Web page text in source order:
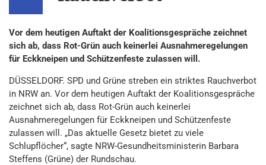
Vor dem heutigen Auftakt der Koalitionsgespräche zeichnet
sich ab, dass Rot-Grün auch keinerlei Ausnahmeregelungen
für Eckkneipen und Schützenfeste zulassen will.
DÜSSELDORF. SPD und Grüne streben ein striktes Rauchverbot
in NRW an. Vor dem heutigen Auftakt der Koalitionsgespräche
zeichnet sich ab, dass Rot-Grün auch keinerlei
Ausnahmeregelungen für Eckkneipen und Schützenfeste
zulassen will. „Das aktuelle Gesetz bietet zu viele
Schlupflöcher“, sagte NRW-Gesundheitsministerin Barbara
Steffens (Grüne) der Rundschau.